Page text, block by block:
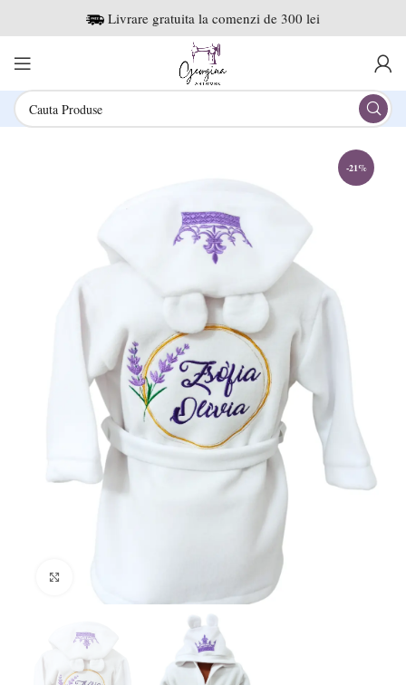
Livrare gratuita la comenzi de 300 lei
-21%